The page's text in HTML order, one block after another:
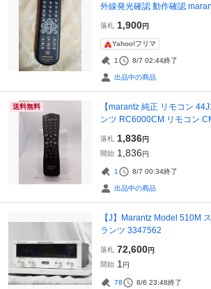
外線発光確認 動作確認
落札 1,900円
Yahoo!フリマ
1 8/7 02:44終了
出品中の商品
送料無料
【marantz 純正 リモコン
ンツ RC6000CM リモコン
落札 1,836円
開始 1,836円
1 8/7 00:34終了
出品中の商品
【J】Marantz Model 510M
ランツ 3347562
落札 72,600円
開始 1 円
78 8/6 23:48終了